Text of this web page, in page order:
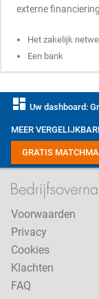
externe
Het zakelijk
Een bank
dashboard Uw dashboard:
MEER
GRATIS
Voorwaarden
Privacy
Cookies
Klachten
FAQ